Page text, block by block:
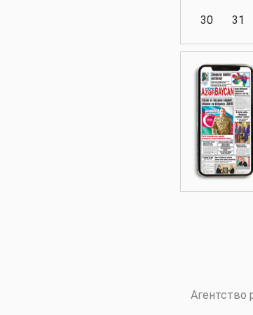
Аналитика
Аналитика
30
31
Агентство